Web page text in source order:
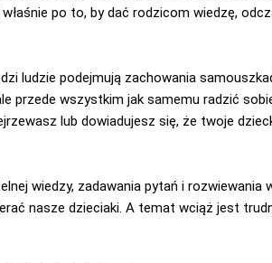
po to, by dać rodzicom wiedzę,
ludzie podejmują zachowania
przede wszystkim jak samemu radzić
lub dowiadujesz się, że twoje
wiedzy, zadawania pytań i rozwiewania
nasze dzieciaki. A temat wciąż jest